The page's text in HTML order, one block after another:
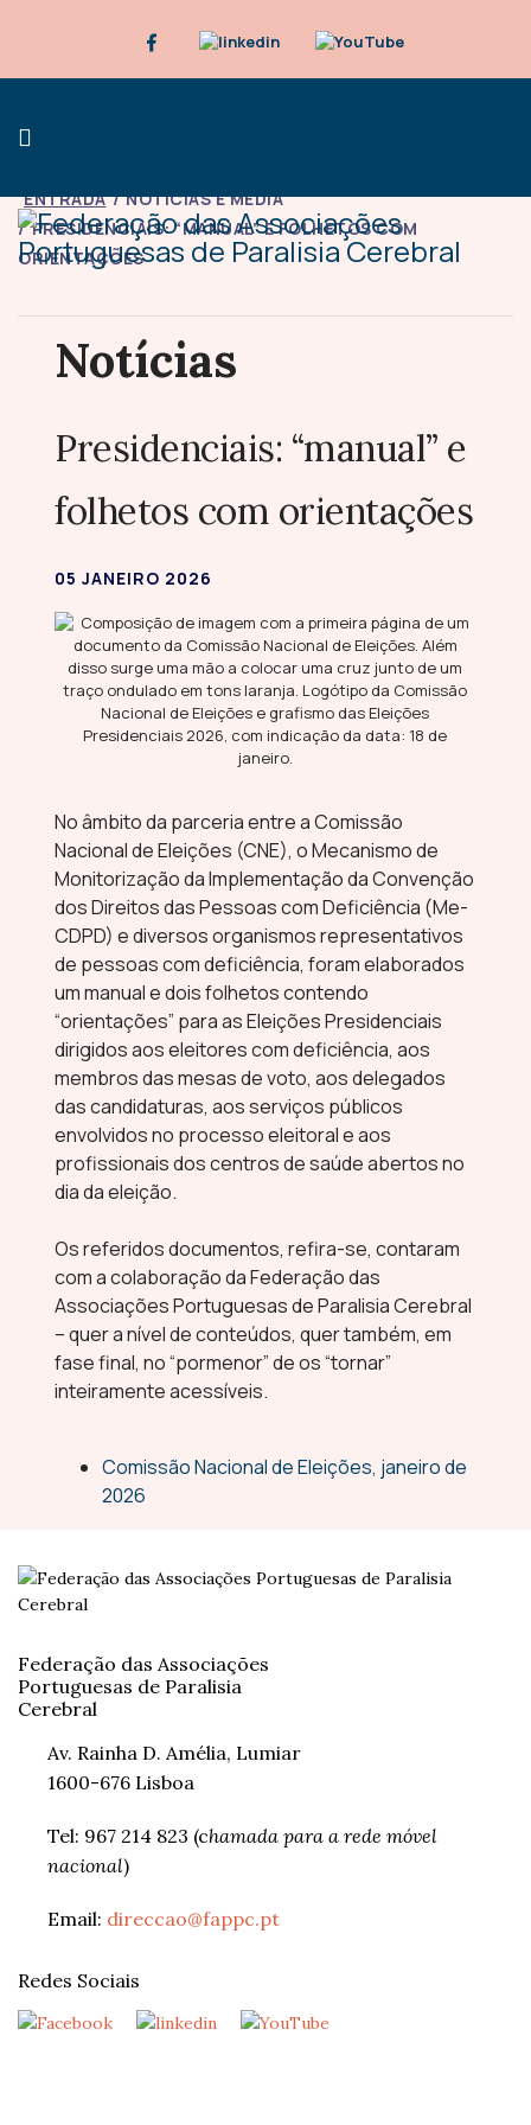
ENTRADA
NOTÍCIAS E MÉDIA
PRESIDENCIAIS: “MANUAL” E FOLHETOS COM
ORIENTAÇÕES
Notícias
Presidenciais: “manual” e
folhetos com orientações
05 JANEIRO 2026
No âmbito da parceria entre a Comissão
Nacional de Eleições (CNE), o Mecanismo de
Monitorização da Implementação da Convenção
dos Direitos das Pessoas com Deficiência (Me-
CDPD) e diversos organismos representativos
de pessoas com deficiência, foram elaborados
um manual e dois folhetos contendo
“orientações” para as Eleições Presidenciais
dirigidos aos eleitores com deficiência, aos
membros das mesas de voto, aos delegados
das candidaturas, aos serviços públicos
envolvidos no processo eleitoral e aos
profissionais dos centros de saúde abertos no
dia da eleição.
Os referidos documentos, refira-se, contaram
com a colaboração da Federação das
Associações Portuguesas de Paralisia Cerebral
– quer a nível de conteúdos, quer também, em
fase final, no “pormenor” de os “tornar”
inteiramente acessíveis.
Comissão Nacional de Eleições, janeiro de
2026
Federação das Associações
Portuguesas de Paralisia
Cerebral
Av. Rainha D. Amélia, Lumiar
1600-676 Lisboa
Tel: 967 214 823 (chamada para a rede móvel
nacional)
Email: direccao@fappc.pt
Redes Sociais